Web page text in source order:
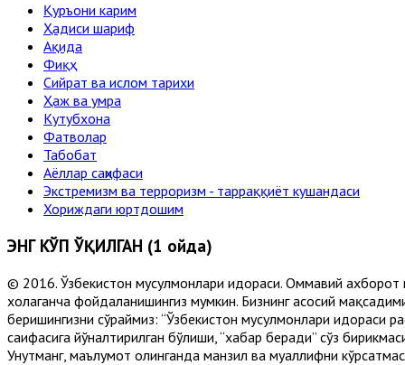
Қуръони карим
Ҳадиси шариф
Ақида
Фиқҳ
Сийрат ва ислом тарихи
Ҳаж ва умра
Кутубхона
Фатволар
Табобат
Аёллар саҳифаси
Экстремизм ва терроризм - тарраққиёт кушандаси
Хориждаги юртдошим
ЭНГ КЎП ЎҚИЛГАН (1 ойда)
© 2016. Ўзбекистон мусулмонлари идораси. Оммавий ахборот
хоҳлаганча фойдаланишингиз мумкин. Бизнинг асосий
беришингизни сўраймиз: “Ўзбекистон мусулмонлари идораси
саҳифасига йўналтирилган бўлиши, “хабар беради” сўз
Унутманг, маълумот олинганда манзил ва муаллифни